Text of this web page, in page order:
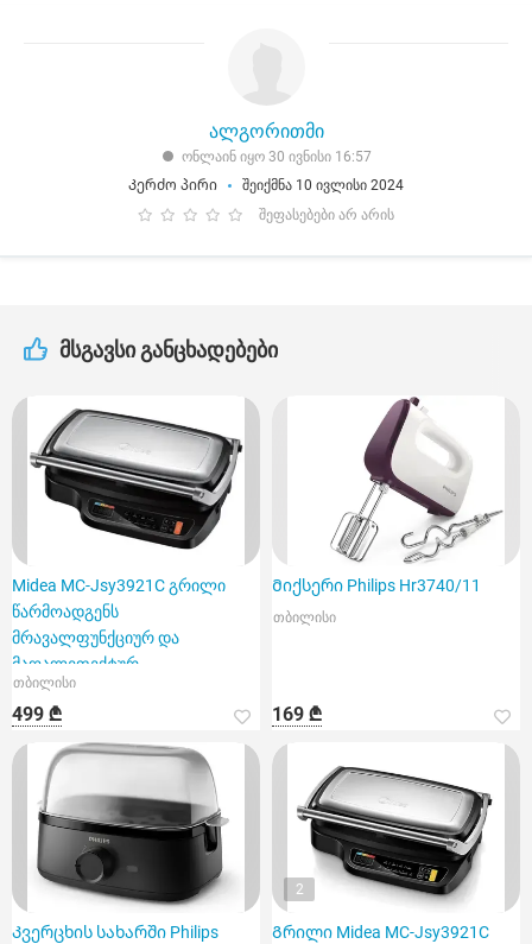
ალგორითმი
ონლაინ იყო 30 ივნისი 16:57
Კერძო პირი
შეიქმნა 10 ივლისი 2024
შეფასებები არ არის
მსგავსი განცხადებები
Midea MC-Jsy3921C გრილი
წარმოადგენს
მრავალფუნქციურ და
მაღალეფექტურ
მოწყობილობას
თბილისი
499 ₾
Მიქსერი Philips Hr3740/11
თბილისი
169 ₾
Კვერცხის სახარში Philips
2
Გრილი Midea MC-Jsy3921C